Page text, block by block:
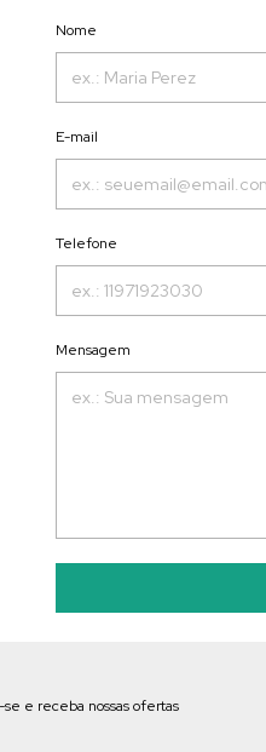
Nome
E-mail
Telefone
Mensagem
se e receba nossas ofertas